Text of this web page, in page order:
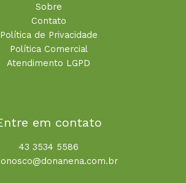
Sobre
Contato
Política de Privacidade
Política Comercial
Atendimento LGPD
em contato
43 3534 5586